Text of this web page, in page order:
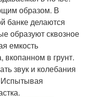
образом. В
банке делаются
образуют сквозное
емкость
вкопанном в грунт.
звук и колебания